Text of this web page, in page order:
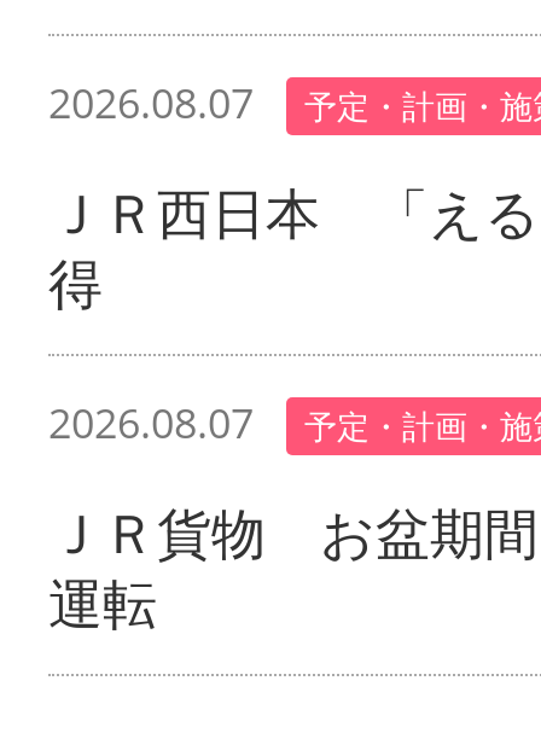
2026.08.07 予定・計画・
ＪＲ西日本 「え
得
2026.08.07 予定・計画・
ＪＲ貨物 お盆期
運転